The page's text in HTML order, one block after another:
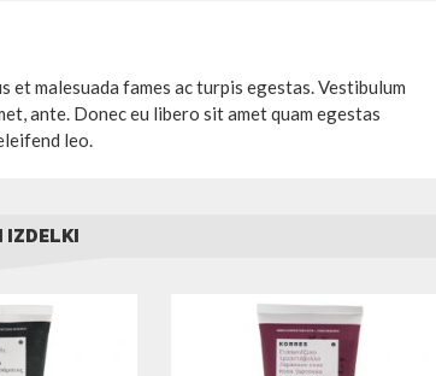
malesuada fames ac turpis egestas. Vestibulum
ante. Donec eu libero sit amet quam egestas
leo.
IZDELKI